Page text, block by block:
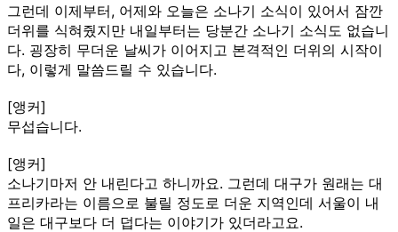
그런데 이제부터, 어제와 오늘은 소나기 소식이 있어서 잠깐
더위를 식혀줬지만 내일부터는 당분간 소나기 소식도 없습니
다. 굉장히 무더운 날씨가 이어지고 본격적인 더위의 시작이
다, 이렇게 말씀드릴 수 있습니다.
[앵커]
무섭습니다.
[앵커]
소나기마저 안 내린다고 하니까요. 그런데 대구가 원래는 대
프리카라는 이름으로 불릴 정도로 더운 지역인데 서울이 내
일은 대구보다 더 덥다는 이야기가 있더라고요.